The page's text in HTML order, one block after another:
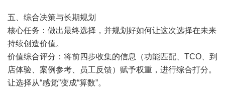
五、综合决策与长期规划
核心任务：做出最终选择，并规划好如何让这次选择在未来
持续创造价值。
价值综合评分：将前四步收集的信息（功能匹配、TCO、到
店体验、案例参考、员工反馈）赋予权重，进行综合打分。
让选择从“感觉”变成“算数”。